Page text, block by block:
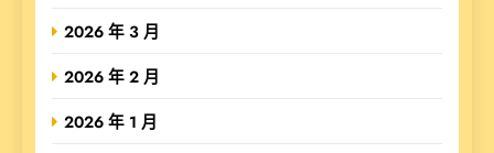
2026 年 3 月
2026 年 2 月
2026 年 1 月